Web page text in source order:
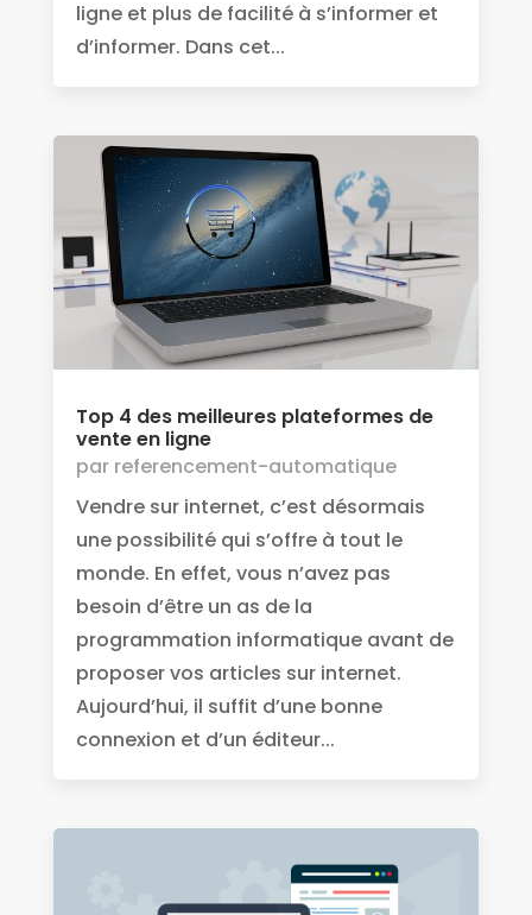
ligne et plus de facilité à s’informer et
d’informer. Dans cet...
Top 4 des meilleures plateformes de
vente en ligne
par referencement-automatique
Vendre sur internet, c’est désormais
une possibilité qui s’offre à tout le
monde. En effet, vous n’avez pas
besoin d’être un as de la
programmation informatique avant de
proposer vos articles sur internet.
Aujourd’hui, il suffit d’une bonne
connexion et d’un éditeur...